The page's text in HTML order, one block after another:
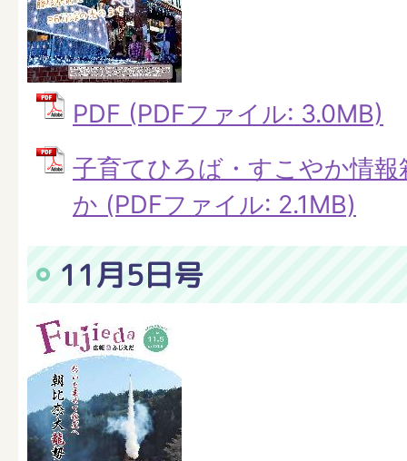
PDF (PDFファイル: 3.0MB)
子育てひろば・すこやか情報
か (PDFファイル: 2.1MB)
11月5日号